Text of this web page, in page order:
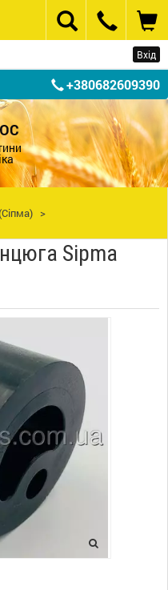
Вхід
+380682609390
>
Sipma